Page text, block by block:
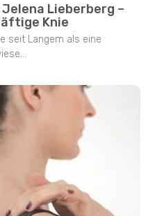
Lieberberg –
Knie
seit Langem als eine